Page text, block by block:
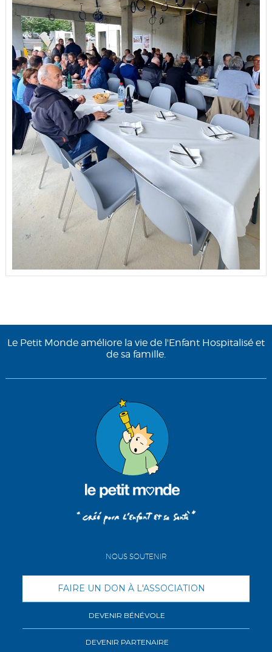
Le Petit Monde améliore la vie de l'Enfant Hospitalisé et
de sa famille.
NOUS SOUTENIR
FAIRE UN DON À L'ASSOCIATION
DEVENIR BÉNÉVOLE
DEVENIR PARTENAIRE